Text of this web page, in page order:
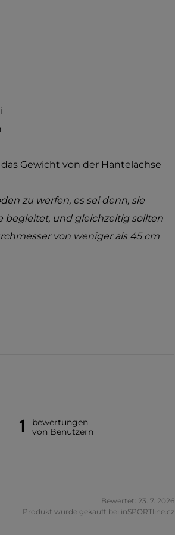
Gewicht von der Hantelachse
zu werfen, es sei denn, sie
begleitet, und gleichzeitig sollten
von weniger als 45 cm
1
bewertungen
von Benutzern
Bewertet: 23. 7. 2026
Produkt wurde gekauft bei inSPORTline.cz